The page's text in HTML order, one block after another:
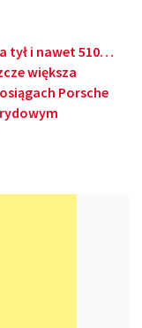
tył i nawet 510…
większa
Porsche